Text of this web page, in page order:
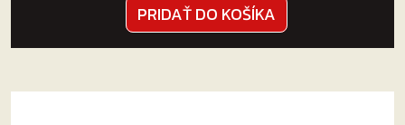
PRIDAŤ DO KOŠÍKA